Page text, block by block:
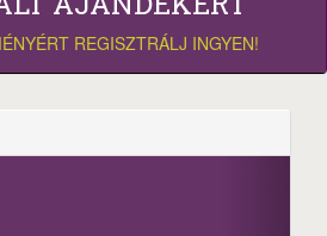
REGISZTRÁLJ INGYEN!